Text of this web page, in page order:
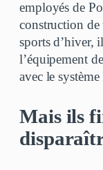
employés de
construction de
sports d’hiver,
l’équipement
avec le
Mais ils